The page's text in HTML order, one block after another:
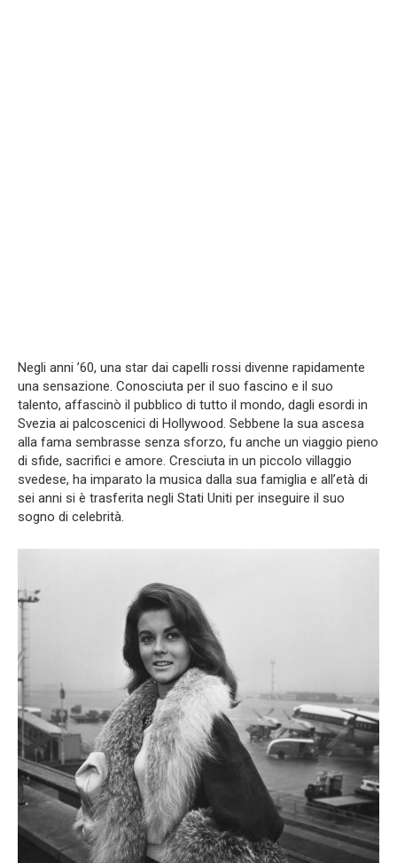
Negli anni ’60, una star dai capelli rossi divenne rapidamente
una sensazione. Conosciuta per il suo fascino e il suo
talento, affascinò il pubblico di tutto il mondo, dagli esordi in
Svezia ai palcoscenici di Hollywood. Sebbene la sua ascesa
alla fama sembrasse senza sforzo, fu anche un viaggio pieno
di sfide, sacrifici e amore. Cresciuta in un piccolo villaggio
svedese, ha imparato la musica dalla sua famiglia e all’età di
sei anni si è trasferita negli Stati Uniti per inseguire il suo
sogno di celebrità.